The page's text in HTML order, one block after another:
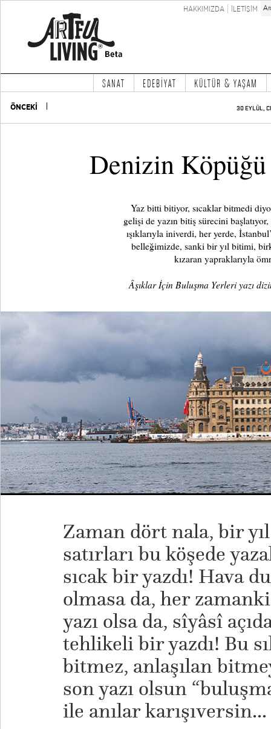
HAKKIMIZDA İLETİŞİM
SANAT EDEBİYAT KÜLTÜR & YAŞAM
ÖNCEKİ 30 EYLÜL,
Denizin Köpüğü
Yaz bitti bitiyor, sıcaklar bitmedi
gelişi de yazın bitiş sürecini
ışıklarıyla iniverdi, her yerde,
belleğimizde, sanki bir yıl bitimi,
kızaran yapraklarıyla
Âşıklar İçin Buluşma Yerleri yazı
Zaman dört nala, bir
satırları bu köşede
sıcak bir yazdı! Hava
olmasa da, her
yazı olsa da, sîyâsî
tehlikeli bir yazdı! Bu
bitmez, anlaşılan
son yazı olsun
ile anılar karışıversin...